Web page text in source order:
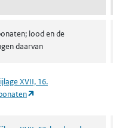
lood en de
daarvan
XVII, 16.